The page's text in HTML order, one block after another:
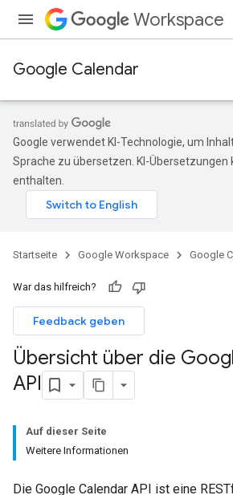
Workspace
Google Calendar
Google verwendet KI-Technologie, um
Sprache zu übersetzen. KI-Übersetzungen
enthalten.
Startseite Google Workspace Google
War das hilfreich?
Feedback geben
Übersicht über die
API
Auf dieser Seite
Weitere Informationen
Die Google Calendar API ist eine